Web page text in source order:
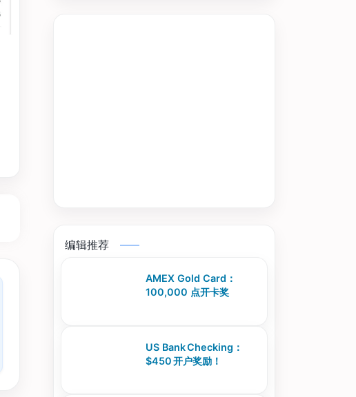
编辑推荐
AMEX Gold Card：
100,000 点开卡奖
US Bank Checking：
$450 开户奖励！